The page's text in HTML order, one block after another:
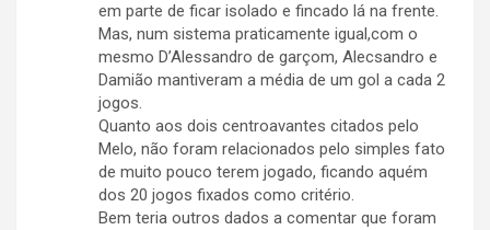
em parte de ficar isolado e fincado lá na frente.
Mas, num sistema praticamente igual,com o
mesmo D’Alessandro de garçom, Alecsandro e
Damião mantiveram a média de um gol a cada 2
jogos.
Quanto aos dois centroavantes citados pelo
Melo, não foram relacionados pelo simples fato
de muito pouco terem jogado, ficando aquém
dos 20 jogos fixados como critério.
Bem teria outros dados a comentar que foram